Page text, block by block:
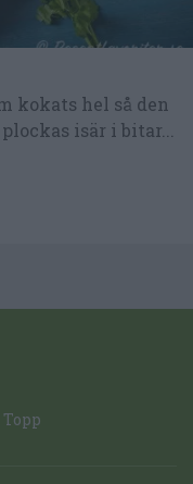
kokats hel så den
isär i bitar...
Topp